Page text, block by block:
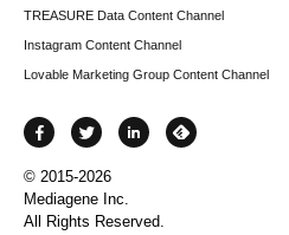
TREASURE Data Content Channel
Instagram Content Channel
Lovable Marketing Group Content Channel
© 2015-2026
Mediagene Inc.
All Rights Reserved.